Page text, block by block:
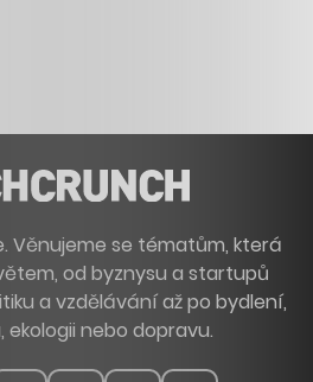
Věnujeme se tématům, která
od byznysu a startupů
a vzdělávání až po bydlení,
ekologii nebo dopravu.